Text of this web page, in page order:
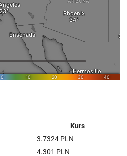
Kurs
3.7324 PLN
4.301 PLN